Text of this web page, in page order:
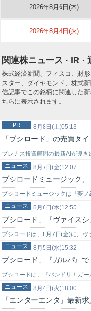
2026年8月6日(木)
2026年8月4日(火)
関連株ニュース ・ IR ・
株式経済新聞、フィスコ、財
スター、ダイヤモンド、株式
信記事でこの銘柄に関連した
ちらに表示されます。
8月8日(土)05:13
PR
「ブシロード」の売買タ
プレナス投資顧問の最新AIが導
用した株式投資を始めてみませ
8月7日(金)12:07
ニュース
ブシロードミュージック
ブシロードミュージックは「夢
ノ結唱MEW」の開発決定を発表
MEW…
8月6日(木)12:55
ニュース
ブシロード、『ヴァイス
ブシロードは、8月7日(金)に、
スターパック「ぬきたし
8月5日(水)15:32
ニュース
ブシロード、『ガルパ』
ブシロードは、『バンドリ！ガ
り「魅惑のラグジュアリーナイ
8月4日(火)18:00
ニュース
「エンターエンタ」最新